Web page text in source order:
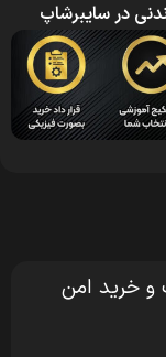
در سایبرشاپ
خرید امن